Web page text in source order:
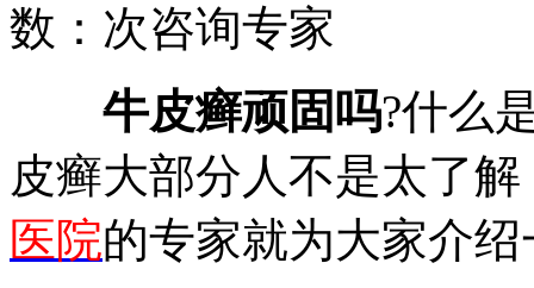
数： 次咨询专家
牛皮癣顽固吗?什么
皮癣大部分人不是太了
医院的专家就为大家介